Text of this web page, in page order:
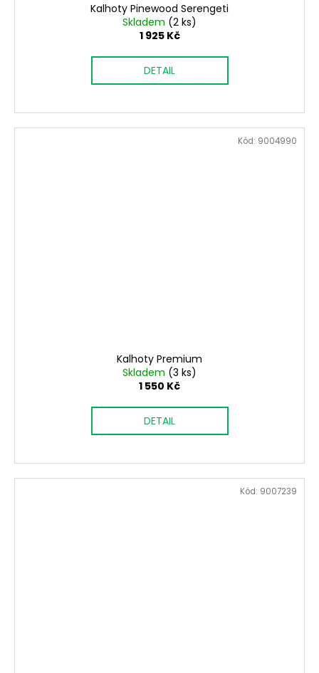
Kalhoty Pinewood Serengeti
Skladem (2 ks)
1 925 Kč
DETAIL
Kalhoty Premium
Skladem (3 ks)
1 550 Kč
DETAIL
Kód: 9004990
Kód: 9007239